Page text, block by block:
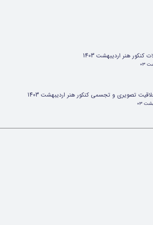
کنکور هنر اردیبهشت 1403
تصویری و تجسمی کنکور هنر اردیبهشت 1403